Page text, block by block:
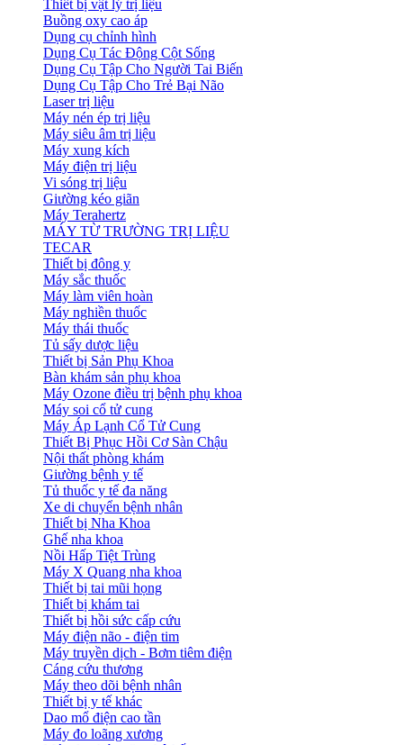
Thiết bị vật lý trị liệu
Buồng oxy cao áp
Dụng cụ chỉnh hình
Dụng Cụ Tác Động Cột Sống
Dụng Cụ Tập Cho Người Tai Biến
Dụng Cụ Tập Cho Trẻ Bại Não
Laser trị liệu
Máy nén ép trị liệu
Máy siêu âm trị liệu
Máy xung kích
Máy điện trị liệu
Vi sóng trị liệu
Giường kéo giãn
Máy Terahertz
MÁY TỪ TRƯỜNG TRỊ LIỆU
TECAR
Thiết bị đông y
Máy sắc thuốc
Máy làm viên hoàn
Máy nghiền thuốc
Máy thái thuốc
Tủ sấy dược liệu
Thiết bị Sản Phụ Khoa
Bàn khám sản phụ khoa
Máy Ozone điều trị bệnh phụ khoa
Máy soi cổ tử cung
Máy Áp Lạnh Cổ Tử Cung
Thiết Bị Phục Hồi Cơ Sàn Chậu
Nội thất phòng khám
Giường bệnh y tế
Tủ thuốc y tế đa năng
Xe di chuyển bệnh nhân
Thiết bị Nha Khoa
Ghế nha khoa
Nồi Hấp Tiệt Trùng
Máy X Quang nha khoa
Thiết bị tai mũi họng
Thiết bị khám tai
Thiết bị hồi sức cấp cứu
Máy điện não - điện tim
Máy truyền dịch - Bơm tiêm điện
Cáng cứu thương
Máy theo dõi bệnh nhân
Thiết bị y tế khác
Dao mổ điện cao tần
Máy đo loãng xương